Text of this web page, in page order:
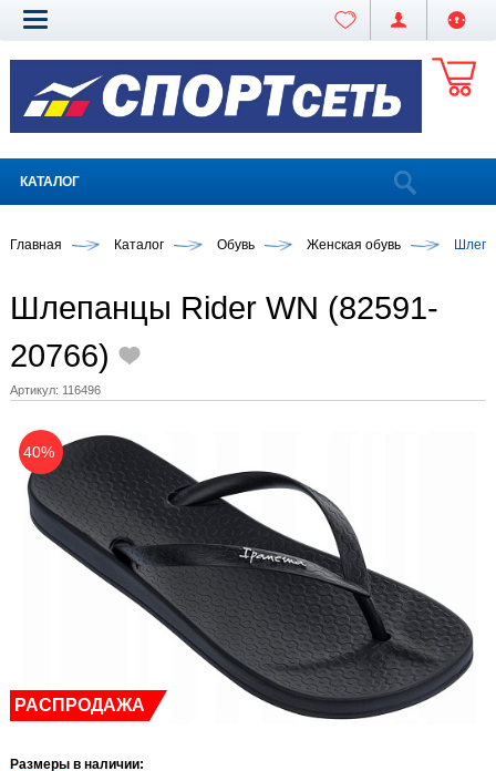
КАТАЛОГ
Главная Каталог Обувь Женская обувь
Шлепанцы Rider WN (82591-
20766)
Артикул: 116496
40%
РАСПРОДАЖА
Размеры в наличии: